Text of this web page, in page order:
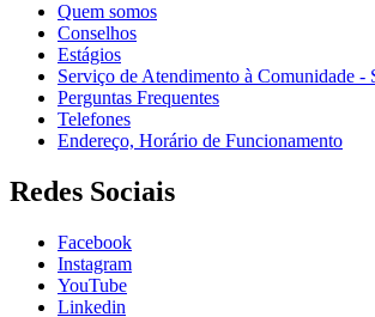
Quem somos
Conselhos
Estágios
Serviço de Atendimento à Comunidade -
Perguntas Frequentes
Telefones
Endereço, Horário de Funcionamento
Redes Sociais
Facebook
Instagram
YouTube
Linkedin